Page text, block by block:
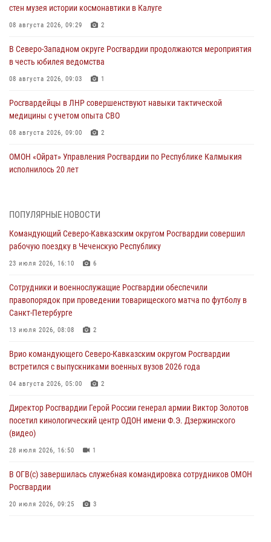
стен музея истории космонавтики в Калуге
08 августа 2026, 09:29 2
В Северо-Западном округе Росгвардии продолжаются мероприятия
в честь юбилея ведомства
08 августа 2026, 09:03 1
Росгвардейцы в ЛНР совершенствуют навыки тактической
медицины с учетом опыта СВО
08 августа 2026, 09:00 2
ОМОН «Ойрат» Управления Росгвардии по Республике Калмыкия
исполнилось 20 лет
Росгвардейцы обеспечили безопасность «Поезда Победы» в
08 августа 2026, 07:00
Военнослужащие Софринской бригады Росгвардии встретились с
дорогой к Победе в СВО» (видео)
08 августа 2026, 07:00
В Кабардино-Балкарии сотрудники Росгвардии провели турнир по
08 августа 2026, 07:00
В Москве росгвардейцы оказали помощь медикам и девушке с
08 августа 2026, 06:32 1
ПОПУЛЯРНЫЕ НОВОСТИ
Командующий Северо-Кавказским округом Росгвардии совершил
рабочую поездку в Чеченскую Республику
23 июля 2026, 16:10 6
Сотрудники и военнослужащие Росгвардии обеспечили
правопорядок при проведении товарищеского матча по футболу в
Санкт-Петербурге
13 июля 2026, 08:08 2
Врио командующего Северо-Кавказским округом Росгвардии
встретился с выпускниками военных вузов 2026 года
04 августа 2026, 05:00 2
Директор Росгвардии Герой России генерал армии Виктор Золотов
посетил кинологический центр ОДОН имени Ф.Э. Дзержинского
(видео)
28 июля 2026, 16:50 1
В ОГВ(с) завершилась служебная командировка сотрудников ОМОН
Росгвардии
20 июля 2026, 09:25 3